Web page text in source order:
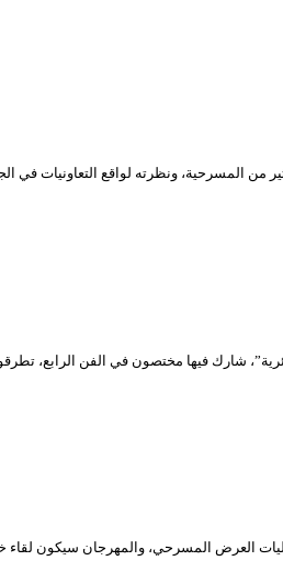
ونظرته لواقع التعاونيات في
في الحركة المسرحية الجزائرية”، شارك فيها مختصون في الفن
العرض المسرحي، والمهرجان سيكون